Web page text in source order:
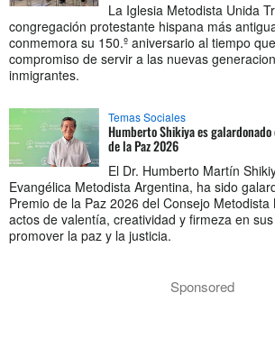
La Iglesia Metodista Unida
congregación protestante hispana más
conmemora su 150.º aniversario al tiempo
compromiso de servir a las nuevas
inmigrantes.
Temas Sociales
Humberto Shikiya es
de la Paz 2026
El Dr. Humberto Martín
Evangélica Metodista Argentina, ha sido
Premio de la Paz 2026 del Consejo
actos de valentía, creatividad y firmeza en
promover la paz y la justicia.
Sponsored